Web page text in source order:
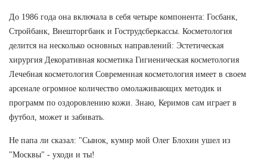
До 1986 года она включала в себя четыре компонента: Госбанк,
Стройбанк, Внешторгбанк и Гострудсберкассы. Косметология
делится на несколько основных направлений: Эстетическая
хирургия Декоративная косметика Гигиеническая косметология
Лечебная косметология Современная косметология имеет в своем
арсенале огромное количество омолаживающих методик и
программ по оздоровлению кожи. Знаю, Керимов сам играет в
футбол, может и забивать.
Не папа ли сказал: "Сынок, кумир мой Олег Блохин ушел из
"Москвы" - уходи и ты!